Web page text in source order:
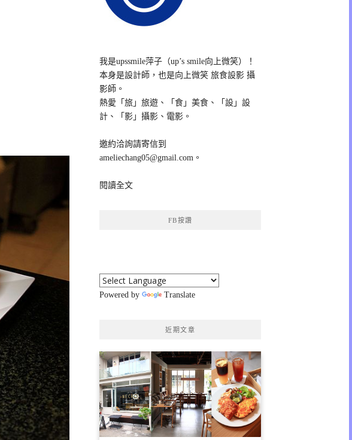
我是upssmile萍子（up’s smile向上微笑）！
本身是設計師，也是向上微笑 旅食設影 攝
影師。
熱愛「旅」旅遊、「食」美食、「設」設
計、「影」攝影、電影。
邀約洽詢請寄信到
ameliechang05@gmail.com。
閱讀全文
FB按讚
Powered by Translate
近期文章